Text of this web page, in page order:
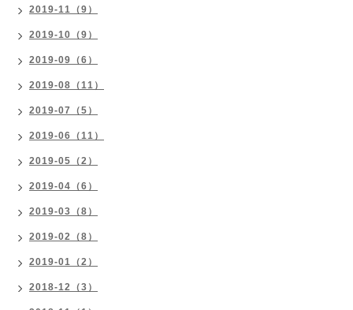
2019-11（9）
2019-10（9）
2019-09（6）
2019-08（11）
2019-07（5）
2019-06（11）
2019-05（2）
2019-04（6）
2019-03（8）
2019-02（8）
2019-01（2）
2018-12（3）